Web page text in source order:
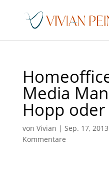
Media
Hopp oder
von Vivian | Sep. 17, 2013
Kommentare